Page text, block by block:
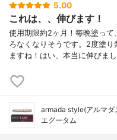
5.00
これは、、伸びます！
使用期限約2ヶ月！毎晩塗っ
ろなくなりそうです。2度塗
ますね！はい、本当に伸びま
armada style(アルマダ
エグータム